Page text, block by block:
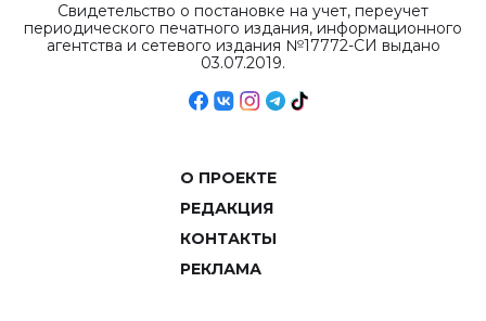
Свидетельство о постановке на учет, переучет
периодического печатного издания, информационного
агентства и сетевого издания №17772-СИ выдано
03.07.2019.
О ПРОЕКТЕ
РЕДАКЦИЯ
КОНТАКТЫ
РЕКЛАМА